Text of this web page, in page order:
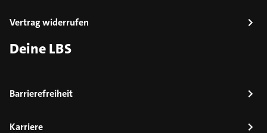
Vertrag widerrufen
Deine LBS
Barrierefreiheit
Karriere